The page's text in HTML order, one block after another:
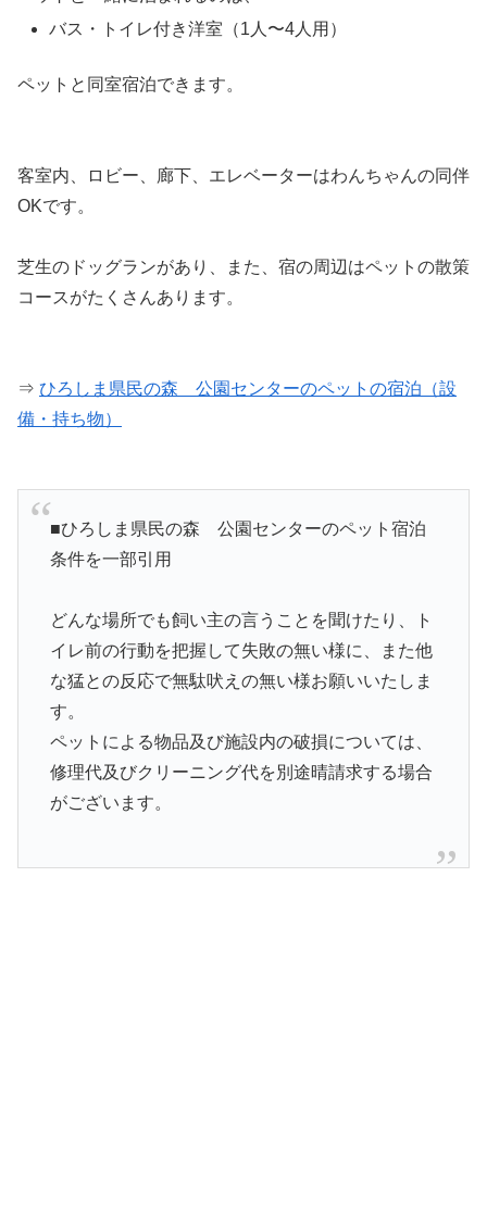
バス・トイレ付き洋室（1人〜4人用）
ペットと同室宿泊できます。
客室内、ロビー、廊下、エレベーターはわんちゃんの同伴
OKです。
芝生のドッグランがあり、また、宿の周辺はペットの散策
コースがたくさんあります。
⇒ ひろしま県民の森 公園センターのペットの宿泊（設
備・持ち物）
■ひろしま県民の森 公園センターのペット宿泊
条件を一部引用
どんな場所でも飼い主の言うことを聞けたり、ト
イレ前の行動を把握して失敗の無い様に、また他
な猛との反応で無駄吠えの無い様お願いいたしま
す。
ペットによる物品及び施設内の破損については、
修理代及びクリーニング代を別途晴請求する場合
がございます。